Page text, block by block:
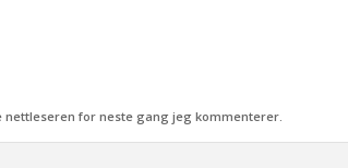
for neste gang jeg kommenterer.